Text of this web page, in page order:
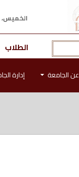
الخميس، ٦ أغسطس ٢٠٢٦ م
الطلاب
عن الجامعة إدارة